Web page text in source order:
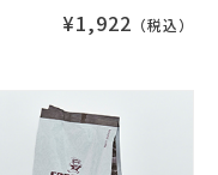
¥1,922 （税込）